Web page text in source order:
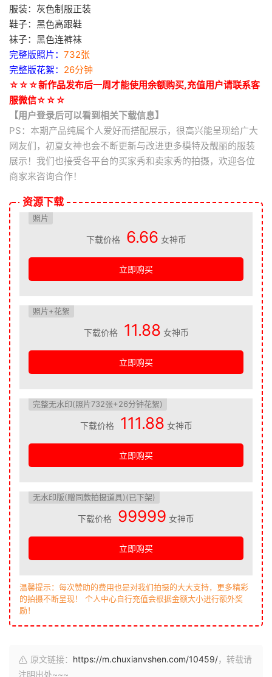
服装：灰色制服正装
鞋子：黑色高跟鞋
袜子：黑色连裤袜
完整版照片： 732张
完整版花絮： 26分钟
☆☆☆新作品发布后一周才能使用余额购买,充值用户请联系客
服微信☆☆☆
【用户登录后可以看到相关下载信息】
PS：本期产品纯属个人爱好而搭配展示，很高兴能呈现给广大
网友们，初夏女神也会不断更新与改进更多模特及靓丽的服装
展示！我们也接受各平台的买家秀和卖家秀的拍摄，欢迎各位
商家来咨询合作！
资源下载
照片
下载价格 6.66 女神币
立即购买
照片+花絮
下载价格 11.88 女神币
立即购买
完整无水印(照片732张+26分钟花絮)
下载价格 111.88 女神币
立即购买
无水印版(赠同款拍摄道具)(已下架)
下载价格 99999 女神币
立即购买
温馨提示：每次赞助的费用也是对我们拍摄的大大支持，更多精彩
的拍摄不断呈现！ 个人中心自行充值会根据金额大小进行额外奖
励！
原文链接： https://m.chuxianvshen.com/10459/，转载请
注明出处~~~